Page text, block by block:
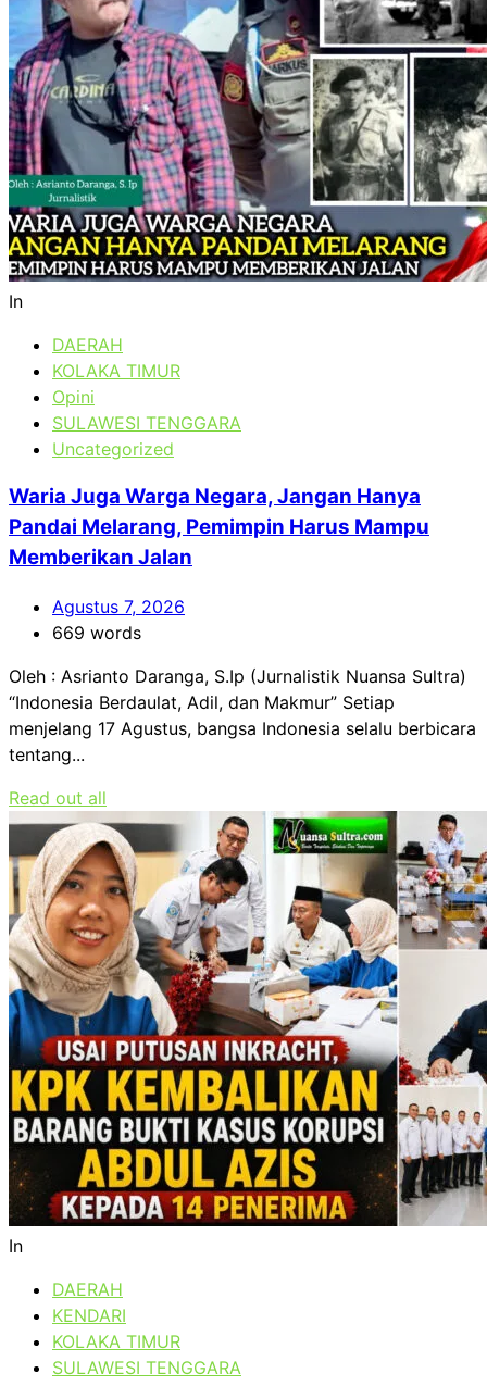
In
DAERAH
KOLAKA TIMUR
Opini
SULAWESI TENGGARA
Uncategorized
Waria Juga Warga Negara, Jangan Hanya
Pandai Melarang, Pemimpin Harus Mampu
Memberikan Jalan
Agustus 7, 2026
669 words
Oleh : Asrianto Daranga, S.Ip (Jurnalistik Nuansa Sultra)
“Indonesia Berdaulat, Adil, dan Makmur” Setiap
menjelang 17 Agustus, bangsa Indonesia selalu berbicara
tentang...
Read out all
In
DAERAH
KENDARI
KOLAKA TIMUR
SULAWESI TENGGARA